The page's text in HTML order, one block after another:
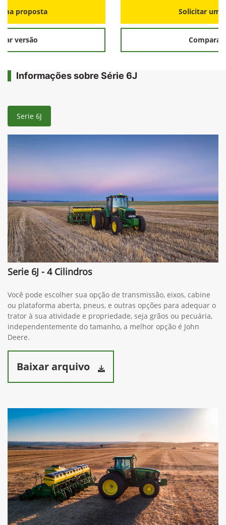
proposta
versão
Solicitar
Comparar
Informações sobre Série 6J
Serie 6J
Serie 6J - 4 Cilindros
Você pode escolher sua opção de transmissão, eixos, cabine
ou plataforma aberta, pneus, e outras opções para adequar o
trator à sua atividade e propriedade, seja grãos ou pecuária,
independentemente do tamanho, a melhor opção é John
Deere.
Baixar arquivo